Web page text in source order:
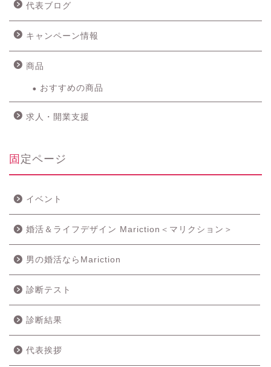
代表ブログ
キャンペーン情報
商品
おすすめの商品
求人・開業支援
固定ページ
イベント
婚活＆ライフデザイン Mariction＜マリクション＞
男の婚活ならMariction
診断テスト
診断結果
代表挨拶